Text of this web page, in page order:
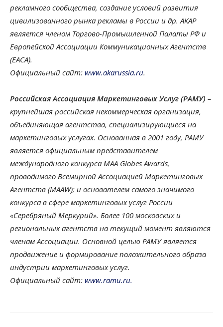
рекламного сообщества, создание условий развития
цивилизованного рынка рекламы в России и др. АКАР
является членом Торгово-Промышленной Палаты РФ и
Европейской Ассоциации Коммуникационных Агентств
(ЕАСА).
Официальный сайт: www.akarussia.ru.
Российская Ассоциация Маркетинговых Услуг (РАМУ) –
крупнейшая российская некоммерческая организация,
объединяющая агентства, специализирующиеся на
маркетинговых услугах. Основанная в 2001 году, РАМУ
является официальным представителем
международного конкурса MAA Globes Awards,
проводимого Всемирной Ассоциацией Маркетинговых
Агентств (MAAW); и основателем самого значимого
конкурса в сфере маркетинговых услуг России
«Серебряный Меркурий». Более 100 московских и
региональных агентств на текущий момент являются
членам Ассоциации. Основной целью РАМУ является
продвижение и формирование положительного образа
индустрии маркетинговых услуг.
Официальный сайт: www.ramu.ru.